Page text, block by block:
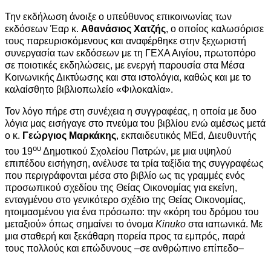
Την εκδήλωση άνοιξε ο υπεύθυνος επικοινωνίας των
εκδόσεων Έαρ κ. Αθανάσιος Χατζής, ο οποίος καλωσόρισε
τους παρευρισκόμενους και αναφέρθηκε στην ξεχωριστή
συνεργασία των εκδόσεων με τη ΓΕΧΑ Αιγίου, πρωτοπόρο
σε ποιοτικές εκδηλώσεις, με ενεργή παρουσία στα Μέσα
Κοινωνικής Δικτύωσης και στα ιστολόγια, καθώς και με το
καλαίσθητο βιβλιοπωλείο «Φιλοκαλία».
Τον λόγο πήρε στη συνέχεια η συγγραφέας, η οποία με δυο
λόγια μας εισήγαγε στο πνεύμα του βιβλίου ενώ αμέσως μετά
ο κ. Γεώργιος Μαρκάκης, εκπαιδευτικός MEd, Διευθυντής
του 19ου Δημοτικού Σχολείου Πατρών, με μια υψηλού
επιπέδου εισήγηση, ανέλυσε τα τρία ταξίδια της συγγραφέως
που περιγράφονται μέσα στο βιβλίο ως τις γραμμές ενός
προσωπικού σχεδίου της Θείας Οικονομίας για εκείνη,
ενταγμένου στο γενικότερο σχέδιο της Θείας Οικονομίας,
ητοιμασμένου για ένα πρόσωπο: την «κόρη του δρόμου του
μεταξιού» όπως σημαίνει το όνομα Kinuko στα ιαπωνικά. Με
μια σταθερή και ξεκάθαρη πορεία προς τα εμπρός, παρά
τους πολλούς και επώδυνους –σε ανθρώπινο επίπεδο–